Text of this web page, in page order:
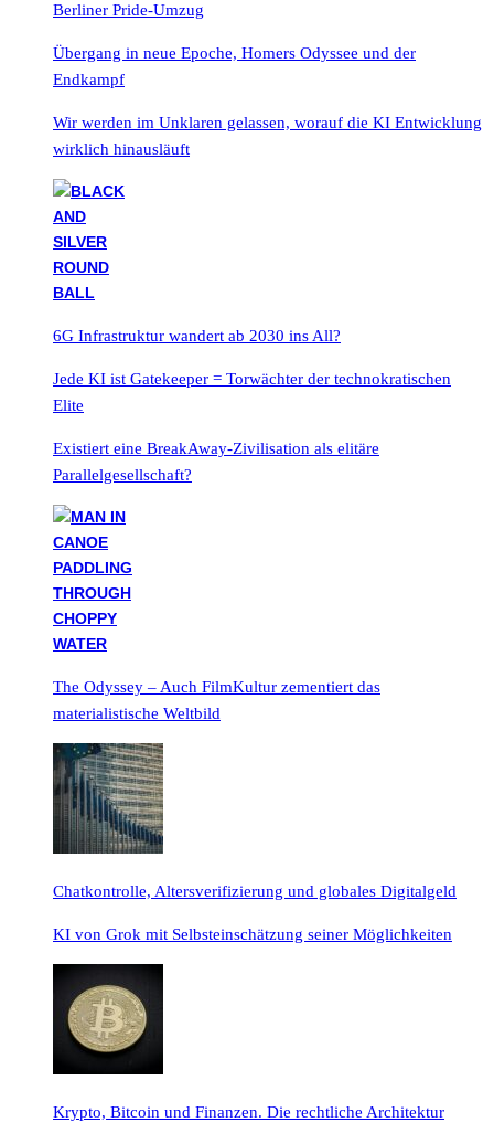
Berliner Pride-Umzug
Übergang in neue Epoche, Homers Odyssee und der
Endkampf
Wir werden im Unklaren gelassen, worauf die KI Entwicklung
wirklich hinausläuft
6G Infrastruktur wandert ab 2030 ins All?
Jede KI ist Gatekeeper = Torwächter der technokratischen
Elite
Existiert eine BreakAway-Zivilisation als elitäre
Parallelgesellschaft?
The Odyssey – Auch FilmKultur zementiert das
materialistische Weltbild
Chatkontrolle, Altersverifizierung und globales Digitalgeld
KI von Grok mit Selbsteinschätzung seiner Möglichkeiten
Krypto, Bitcoin und Finanzen. Die rechtliche Architektur